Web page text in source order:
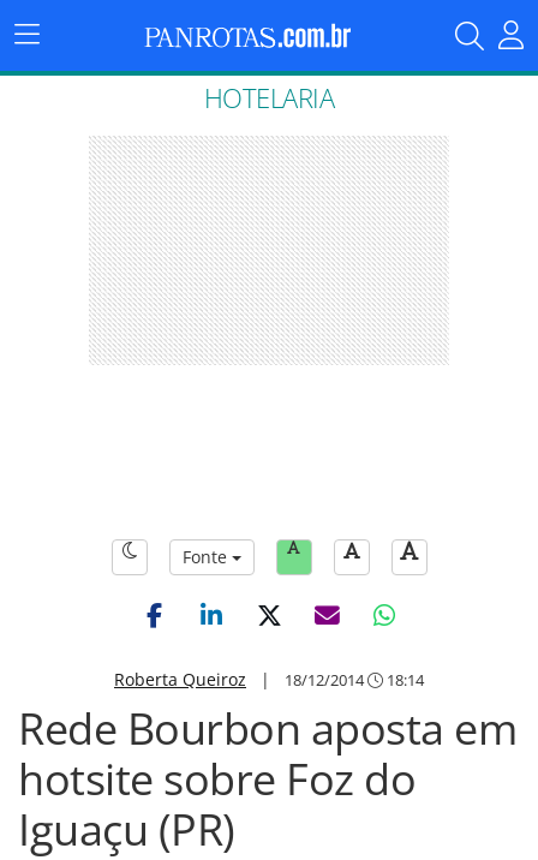
Menu
Principal
HOTELARIA
Fonte
Roberta Queiroz | 18/12/2014 18:14
Rede Bourbon aposta em
hotsite sobre Foz do
Iguaçu (PR)